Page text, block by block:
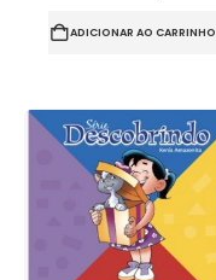
ADICIONAR AO CARRINHO